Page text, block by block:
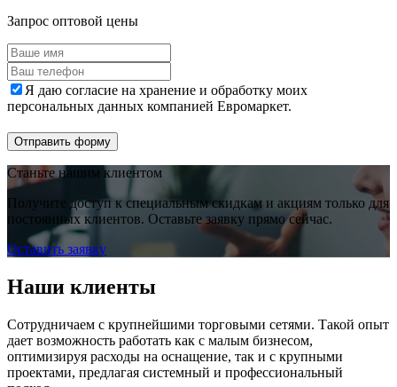
Запрос оптовой цены
Я даю согласие на хранение и обработку моих
персональных данных компанией Евромаркет.
Отправить форму
Станьте нашим клиентом
Получите доступ к специальным скидкам и акциям только для
постоянных клиентов. Оставьте заявку прямо сейчас.
Оставить заявку
Наши клиенты
Сотрудничаем с крупнейшими торговыми сетями. Такой опыт
дает возможность работать как с малым бизнесом,
оптимизируя расходы на оснащение, так и с крупными
проектами, предлагая системный и профессиональный